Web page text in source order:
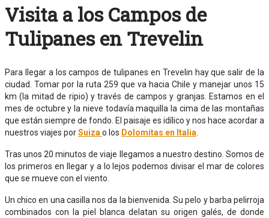
Visita a los Campos de
Tulipanes en Trevelin
Para llegar a los campos de tulipanes en Trevelin hay que salir de la
ciudad. Tomar por la ruta 259 que va hacia Chile y manejar unos 15
km (la mitad de ripio) y través de campos y granjas. Estamos en el
mes de octubre y la nieve todavía maquilla la cima de las montañas
que están siempre de fondo. El paisaje es idílico y nos hace acordar a
nuestros viajes porSuiza o los Dolomitas en Italia
Tras unos 20 minutos de viaje llegamos a nuestro destino. Somos de
los primeros en llegar y a lo lejos podemos divisar el mar de colores
que se mueve con el viento.
Un chico en una casilla nos da la bienvenida. Su pelo y barba pelirroja
combinados con la piel blanca delatan su origen galés, de donde